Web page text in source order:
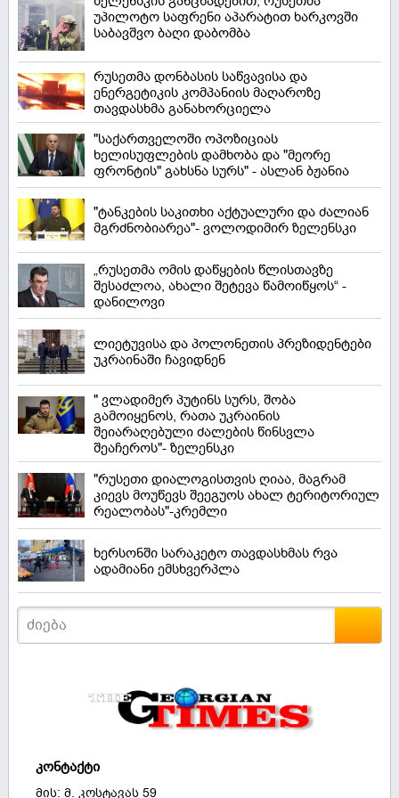
უპილოტო საფრენი აპარატით ხარკოვში
საბავშვო ბაღი დაბომბა
რუსეთმა დონბასის საწვავისა და
ენერგეტიკის კომპანიის მაღაროზე
თავდასხმა განახორციელა
"საქართველოში ოპოზიციას
ხელისუფლების დამხობა და "მეორე
ფრონტის" გახსნა სურს" - ასლან ბჟანია
"ტანკების საკითხი აქტუალური და ძალიან
მგრძნობიარეა"- ვოლოდიმირ ზელენსკი
„რუსეთმა ომის დაწყების წლისთავზე
შესაძლოა, ახალი შეტევა წამოიწყოს“ -
დანილოვი
ლიეტუვისა და პოლონეთის პრეზიდენტები
უკრაინაში ჩავიდნენ
" ვლადიმერ პუტინს სურს, შობა
გამოიყენოს, რათა უკრაინის
შეიარაღებული ძალების წინსვლა
შეაჩეროს"- ზელენსკი
"რუსეთი დიალოგისთვის ღიაა, მაგრამ
კიევს მოუწევს შეეგუოს ახალ ტერიტორიულ
რეალობას"-კრემლი
ხერსონში სარაკეტო თავდასხმას რვა
ადამიანი ემსხვერპლა
კონტაქტი
მის: მ. კოსტავას 59